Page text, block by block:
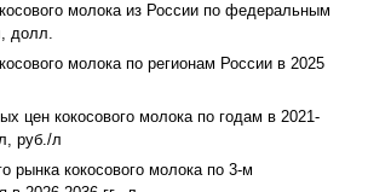
молока из России по федеральным
долл.
молока по регионам России в 2025
цен кокосового молока по годам в 2021-
руб./л
рынка кокосового молока по 3-м